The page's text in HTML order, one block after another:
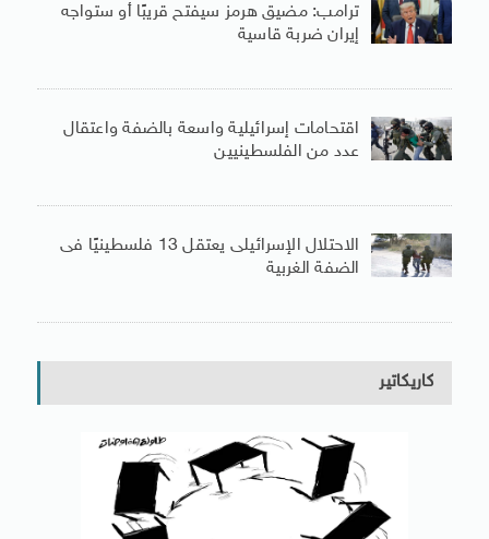
ترامب: مضيق هرمز سيفتح قريبًا أو ستواجه
إيران ضربة قاسية
اقتحامات إسرائيلية واسعة بالضفة واعتقال
عدد من الفلسطينيين
الاحتلال الإسرائيلى يعتقل 13 فلسطينيًا فى
الضفة الغربية
كاريكاتير